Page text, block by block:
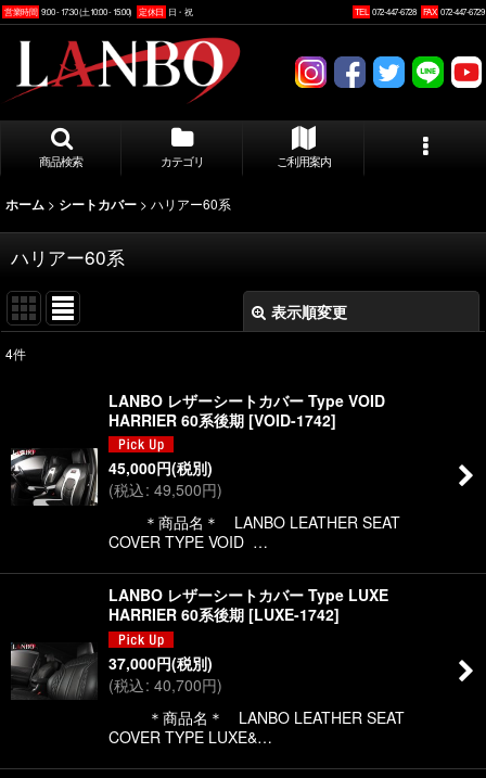
営業時間 9:00 - 17:30 (土10:00 - 15:00) 定休日 日・祝 TEL 072-447-6728 FAX 072-447-6729
商品検索 カテゴリ ご利用案内
ホーム > シートカバー > ハリアー60系
ハリアー60系
表示順変更
絞り込む
4件
LANBO レザーシートカバー Type VOID
HARRIER 60系後期 [VOID-1742]
45,000円(税別)
(税込: 49,500円)
＊商品名＊ LANBO LEATHER SEAT
COVER TYPE VOID …
LANBO レザーシートカバー Type LUXE
HARRIER 60系後期 [LUXE-1742]
37,000円(税別)
(税込: 40,700円)
＊商品名＊ LANBO LEATHER SEAT
COVER TYPE LUXE&…